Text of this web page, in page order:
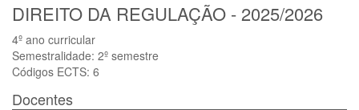
DIREITO DA REGULAÇÃO - 2025/2026
4º ano curricular
Semestralidade: 2º semestre
Códigos ECTS: 6
Docentes